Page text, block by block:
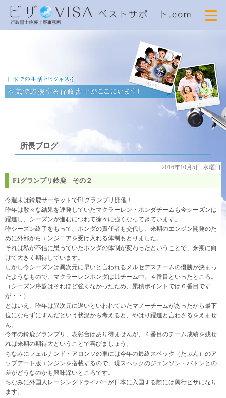
所長ブログ
2016年10月5日 水曜日
F1グランプリ鈴鹿 その２
今週末は鈴鹿サーキットでF1グランプリ開催！
昨年は散々な結果を連発していたマクラーレン・ホンダチームも今シーズンは
躍進し、シーズンが進むにつれて徐々に強くなってきています。
昨シーズン終了をもって、ホンダの責任者も交代し、来期のエンジン開発のた
めに外部からエンジニアを受け入れる体制もとりました。
それは私が不信に思っていたホンダの体制が変わったということで、来期に向
けて大きく期待しています。
しかし今シーズンは異次元に早いと言われるメルセデスチームの優勝が決まっ
たようなもので、マクラーレンホンダは11チーム中、４番目といったところ。
（シーズン序盤はそれほど強くなかったため、累積ポイントでは６番目です
が・・）
とはいえ、昨年は異次元に遅いといわれていたマノーチームがあったから最下
位にならずにすんだという状況から考えると、やはり躍進と言わざるをえませ
ん。
今年の鈴鹿グランプリ、表彰台はあり得ませんが、４番目のチーム成績を残せ
れば来期の期待大ということで喜びましょう。
ちなみにフェルナンド・アロンソの車には今年の最終スペック（たぶん）のア
ップデート版エンジンを搭載するので、現スペックのジェンソン・バトンとの
差がどうなのかも興味深いところです。
ちなみに外国人レーシングドライバーが日本に入国する際には興行ビザになり
ます。